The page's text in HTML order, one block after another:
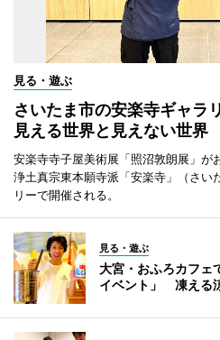
見る・遊ぶ
さいたま市の安楽寺ギャラ
見える世界と見えない世界
安楽寺寺子屋美術展「照沼敦朗展」が
浄土真宗東本願寺派「安楽寺」（さい
リーで開催される。
見る・遊ぶ
大宮・おふろカフェ
イベント」 凍える